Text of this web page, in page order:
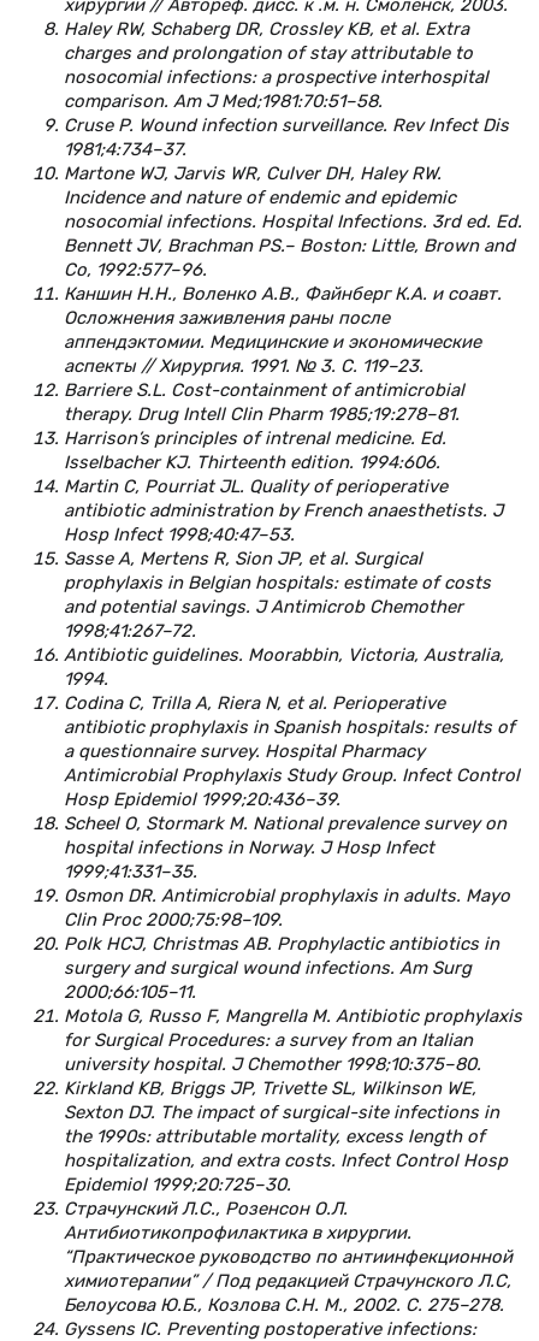
Haley RW, Schaberg DR, Crossley KB, et al. Extra
charges and prolongation of stay attributable to
nosocomial infections: a prospective interhospital
comparison. Am J Med;1981:70:51–58.
Cruse P. Wound infection surveillance. Rev Infect Dis
1981;4:734–37.
Martone WJ, Jarvis WR, Culver DH, Haley RW.
Incidence and nature of endemic and epidemic
nosocomial infections. Hospital Infections. 3rd ed. Ed.
Bennett JV, Brachman PS.– Boston: Little, Brown and
Co, 1992:577–96.
Каншин Н.Н., Воленко А.В., Файнберг К.А. и соавт.
Осложнения заживления раны после
аппендэктомии. Медицинские и экономические
аспекты // Хирургия. 1991. № 3. С. 119–23.
Barriere S.L. Cost-containment of antimicrobial
therapy. Drug Intell Clin Pharm 1985;19:278–81.
Harrison’s principles of intrenal medicine. Ed.
Isselbacher KJ. Thirteenth edition. 1994:606.
Martin C, Pourriat JL. Quality of perioperative
antibiotic administration by French anaesthetists. J
Hosp Infect 1998;40:47–53.
Sasse A, Mertens R, Sion JP, et al. Surgical
prophylaxis in Belgian hospitals: estimate of costs
and potential savings. J Antimicrob Chemother
1998;41:267–72.
Antibiotic guidelines. Moorabbin, Victoria, Australia,
1994.
Codina C, Trilla A, Riera N, et al. Perioperative
antibiotic prophylaxis in Spanish hospitals: results of
a questionnaire survey. Hospital Pharmacy
Antimicrobial Prophylaxis Study Group. Infect Control
Hosp Epidemiol 1999;20:436–39.
Scheel O, Stormark M. National prevalence survey on
hospital infections in Norway. J Hosp Infect
1999;41:331–35.
Osmon DR. Antimicrobial prophylaxis in adults. Mayo
Clin Proc 2000;75:98–109.
Polk HCJ, Christmas AB. Prophylactic antibiotics in
surgery and surgical wound infections. Am Surg
2000;66:105–11.
Motola G, Russo F, Mangrella M. Antibiotic prophylaxis
for Surgical Procedures: a survey from an Italian
university hospital. J Chemother 1998;10:375–80.
Kirkland KB, Briggs JP, Trivette SL, Wilkinson WE,
Sexton DJ. The impact of surgical-site infections in
the 1990s: attributable mortality, excess length of
hospitalization, and extra costs. Infect Control Hosp
Epidemiol 1999;20:725–30.
Страчунский Л.С., Розенсон О.Л.
Антибиотикопрофилактика в хирургии.
“Практическое руководство по антиинфекционной
химиотерапии” / Под редакцией Страчунского Л.С,
Белоусова Ю.Б., Козлова С.Н. М., 2002. С. 275–278.
Gyssens IC. Preventing postoperative infections: